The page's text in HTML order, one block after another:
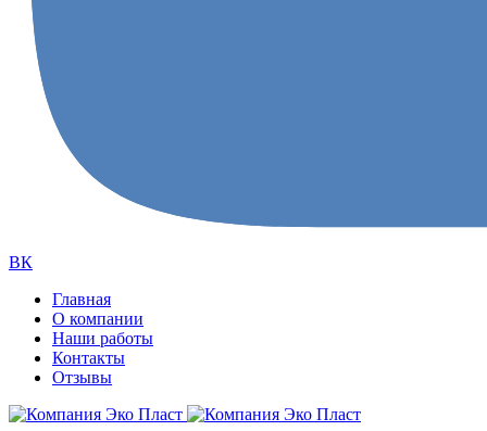
ВК
Главная
О компании
Наши работы
Контакты
Отзывы